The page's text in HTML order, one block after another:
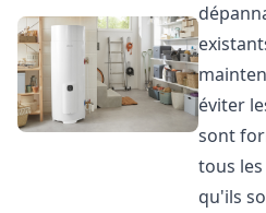
éviter
sont
tous
qu'ils